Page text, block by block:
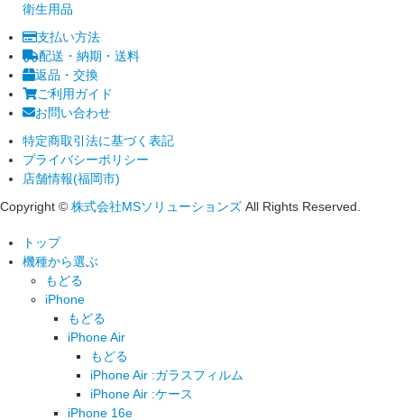
衛生用品
支払い方法
配送・納期・送料
返品・交換
ご利用ガイド
お問い合わせ
特定商取引法に基づく表記
プライバシーポリシー
店舗情報(福岡市)
Copyright © 株式会社MSソリューションズ All Rights Reserved.
トップ
機種から選ぶ
もどる
iPhone
もどる
iPhone Air
もどる
iPhone Air :ガラスフィルム
iPhone Air :ケース
iPhone 16e